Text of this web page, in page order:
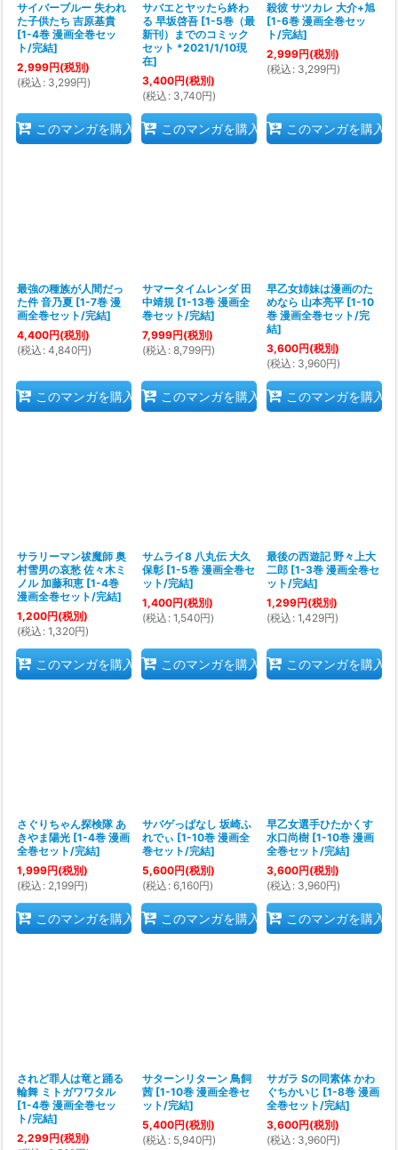
サイバーブルー 失われ
た子供たち 吉原基貴
[1-4巻 漫画全巻セッ
ト/完結]
2,999円(税別)
(税込 : 3,299円)
このマンガを購入
サバエとヤッたら終わ
る 早坂啓吾 [1-5巻（最
新刊）までのコミック
セット *2021/1/10現
在]
3,400円(税別)
(税込 : 3,740円)
このマンガを購入
殺彼 サツカレ 大介+旭
[1-6巻 漫画全巻セッ
ト/完結]
2,999円(税別)
(税込 : 3,299円)
このマンガを購入
最強の種族が人間だっ
た件 音乃夏 [1-7巻 漫
画全巻セット/完結]
4,400円(税別)
(税込 : 4,840円)
このマンガを購入
サマータイムレンダ 田
中靖規 [1-13巻 漫画全
巻セット/完結]
7,999円(税別)
(税込 : 8,799円)
このマンガを購入
早乙女姉妹は漫画のた
めなら 山本亮平 [1-10
巻 漫画全巻セット/完
結]
3,600円(税別)
(税込 : 3,960円)
このマンガを購入
サラリーマン祓魔師 奥
村雪男の哀愁 佐々木ミ
ノル 加藤和恵 [1-4巻
漫画全巻セット/完結]
1,200円(税別)
(税込 : 1,320円)
このマンガを購入
サムライ8 八丸伝 大久
保彰 [1-5巻 漫画全巻セ
ット/完結]
1,400円(税別)
(税込 : 1,540円)
このマンガを購入
最後の西遊記 野々上大
二郎 [1-3巻 漫画全巻セ
ット/完結]
1,299円(税別)
(税込 : 1,429円)
このマンガを購入
さぐりちゃん探検隊 あ
きやま陽光 [1-4巻 漫画
全巻セット/完結]
1,999円(税別)
(税込 : 2,199円)
このマンガを購入
サバゲっぱなし 坂崎ふ
れでぃ [1-10巻 漫画全
巻セット/完結]
5,600円(税別)
(税込 : 6,160円)
このマンガを購入
早乙女選手ひたかくす
水口尚樹 [1-10巻 漫画
全巻セット/完結]
3,600円(税別)
(税込 : 3,960円)
このマンガを購入
されど罪人は竜と踊る
輪舞 ミトガワワタル
[1-4巻 漫画全巻セッ
ト/完結]
2,299円(税別)
サターンリターン 鳥飼
茜 [1-10巻 漫画全巻セ
ット/完結]
5,400円(税別)
(税込 : 5,940円)
サガラ Sの同素体 かわ
ぐちかいじ [1-8巻 漫画
全巻セット/完結]
3,600円(税別)
(税込 : 3,960円)